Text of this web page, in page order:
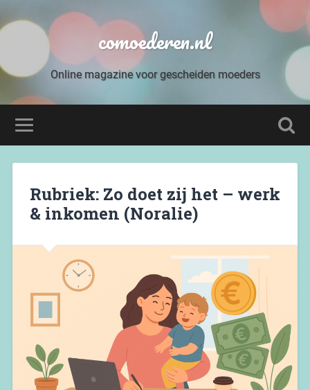
comoederen.nl
Online magazine voor gescheiden moeders
Rubriek: Zo doet zij het – werk
& inkomen (Noralie)